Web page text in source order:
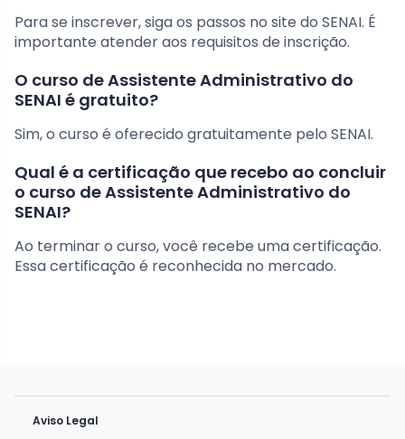
Para se inscrever, siga os passos no site do SENAI. É
importante atender aos requisitos de inscrição.
O curso de Assistente Administrativo do
SENAI é gratuito?
Sim, o curso é oferecido gratuitamente pelo SENAI.
Qual é a certificação que recebo ao concluir
o curso de Assistente Administrativo do
SENAI?
Ao terminar o curso, você recebe uma certificação.
Essa certificação é reconhecida no mercado.
Aviso Legal